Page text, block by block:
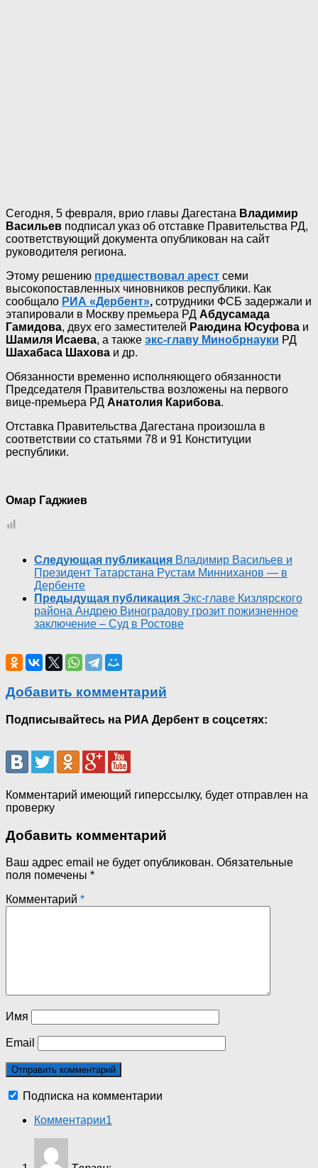
Сегодня, 5 февраля, врио главы Дагестана Владимир
Васильев подписал указ об отставке Правительства РД,
соответствующий документа опубликован на сайт
руководителя региона.
Этому решению предшествовал арест семи
высокопоставленных чиновников республики. Как
сообщало РИА «Дербент», сотрудники ФСБ задержали и
этапировали в Москву премьера РД Абдусамада
Гамидова, двух его заместителей Раюдина Юсуфова и
Шамиля Исаева, а также экс-главу Минобрнауки РД
Шахабаса Шахова и др.
Обязанности временно исполняющего обязанности
Председателя Правительства возложены на первого
вице-премьера РД Анатолия Карибова.
Отставка Правительства Дагестана произошла в
соответствии со статьями 78 и 91 Конституции
республики.
Омар Гаджиев
Следующая публикация Владимир Васильев и
Президент Татарстана Рустам Минниханов — в
Дербенте
Предыдущая публикация Экс-главе Кизлярского
района Андрею Виноградову грозит пожизненное
заключение – Суд в Ростове
Добавить комментарий
Подписывайтесь на РИА Дербент в соцсетях:
Комментарий имеющий гиперссылку, будет отправлен на
проверку
Добавить комментарий
Ваш адрес email не будет опубликован. Обязательные
поля помечены *
Комментарий *
Имя
Email
Подписка на комментарии
Комментарии1